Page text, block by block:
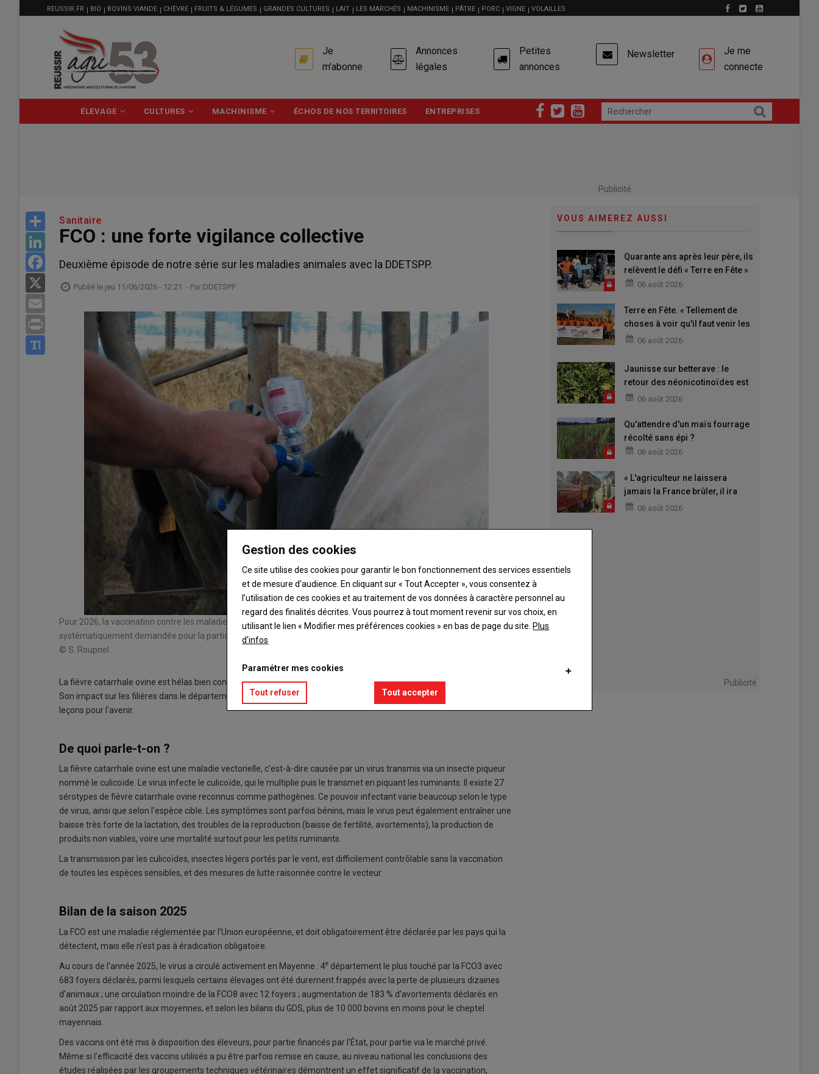
MENU
FILIÈRE
REUSSIR.FR BIO BOVINS VIANDE CHÈVRE FRUITS & LÉGUMES GRANDES CULTURES LAIT LES MARCHÉS MACHINISME PÂTRE PORC VIGNE VOLAILLES
USER
ACCOUNT
MENU
Je
m'abonne
Annonces
légales
Petites
annonces
Newsletter
Je me
connecte
PRINCIPALE
ÉLEVAGE CULTURES MACHINISME ÉCHOS DE NOS TERRITOIRES ENTREPRISES
Publicité
Share
LinkedIn
Facebook
Sanitaire
FCO : une forte vigilance collective
Deuxième épisode de notre série sur les maladies animales avec la DDETSPP.
Publié le jeu 11/06/2026 - 12:21 - Par DDETSPP
Pour 2026, la vaccination contre les maladies virales circulant activement sur le territoire mayennais est
systématiquement demandée pour la participation aux rassemblements.
© S. Roupnel
La fièvre catarrhale ovine est hélas bien connue de la quasi-totalité des éleveurs ovins, caprins et bovins mayennais.
Son impact sur les filières dans le département mérite de faire un retour sur la saison passée, et d'en tirer quelques
leçons pour l'avenir.
De quoi parle-t-on ?
La fièvre catarrhale ovine est une maladie vectorielle, c'est-à-dire causée par un virus transmis via un insecte piqueur
nommé le culicoïde. Le virus infecte le culicoïde, qui le multiplie puis le transmet en piquant les ruminants. Il existe 27
sérotypes de fièvre catarrhale ovine reconnus comme pathogènes. Ce pouvoir infectant varie beaucoup selon le type
de virus, ainsi que selon l'espèce cible. Les symptômes sont parfois bénins, mais le virus peut également entraîner une
baisse très forte de la lactation, des troubles de la reproduction (baisse de fertilité, avortements), la production de
produits non viables, voire une mortalité surtout pour les petits ruminants.
La transmission par les culicoïdes, insectes légers portés par le vent, est difficilement contrôlable sans la vaccination
de toutes les espèces sensibles, et des mesures de lutte raisonnée contre le vecteur.
Bilan de la saison 2025
La FCO est une maladie réglementée par l'Union européenne, et doit obligatoirement être déclarée par les pays qui la
détectent, mais elle n'est pas à éradication obligatoire.
Au cours de l'année 2025, le virus a circulé activement en Mayenne : 4e département le plus touché par la FCO3 avec
683 foyers déclarés, parmi lesquels certains élevages ont été durement frappés avec la perte de plusieurs dizaines
d'animaux ; une circulation moindre de la FCO8 avec 12 foyers ; augmentation de 183 % d'avortements déclarés en
août 2025 par rapport aux moyennes, et selon les bilans du GDS, plus de 10 000 bovins en moins pour le cheptel
mayennais.
Des vaccins ont été mis à disposition des éleveurs, pour partie financés par l'État, pour partie via le marché privé.
Même si l'efficacité des vaccins utilisés a pu être parfois remise en cause, au niveau national les conclusions des
études réalisées par les groupements techniques vétérinaires démontrent un effet significatif de la vaccination,
VOUS AIMEREZ AUSSI
Quarante ans après leur père, ils
relèvent le défi « Terre en Fête »
06 août 2026
Terre en Fête. « Tellement de
choses à voir qu'il faut venir les
deux jours »
06 août 2026
Jaunisse sur betterave : le
retour des néonicotinoïdes est
attendu
06 août 2026
Qu'attendre d'un maïs fourrage
récolté sans épi ?
06 août 2026
« L'agriculteur ne laissera
jamais la France brûler, il ira
aider »06 août 2026
Publicité
Gestion des cookies
Ce site utilise des cookies pour garantir le bon fonctionnement des services essentiels
et de mesure d’audience. En cliquant sur « Tout Accepter », vous consentez à
l’utilisation de ces cookies et au traitement de vos données à caractère personnel au
regard des finalités décrites. Vous pourrez à tout moment revenir sur vos choix, en
utilisant le lien « Modifier mes préférences cookies » en bas de page du site. Plus
d'infos
Paramétrer mes cookies
Tout refuser Tout accepter